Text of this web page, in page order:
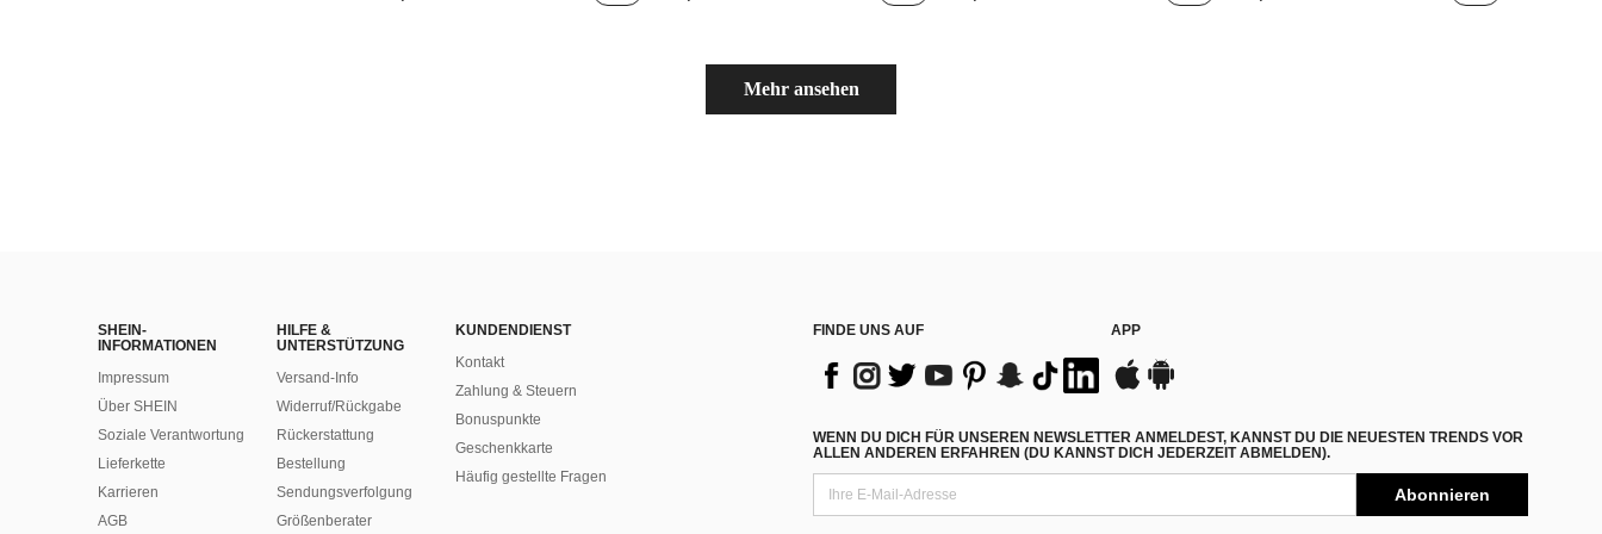
Mehr ansehen
SHEIN-
INFORMATIONEN
Impressum
Über SHEIN
Soziale Verantwortung
Lieferkette
Karrieren
AGB
HILFE &
UNTERSTÜTZUNG
Versand-Info
Widerruf/Rückgabe
Rückerstattung
Bestellung
Sendungsverfolgung
Größenberater
KUNDENDIENST
Kontakt
Zahlung & Steuern
Bonuspunkte
Geschenkkarte
Häufig gestellte Fragen
FINDE UNS AUF APP
WENN DU DICH FÜR UNSEREN NEWSLETTER ANMELDEST, KANNST DU DIE NEUESTEN TRENDS VOR
ALLEN ANDEREN ERFAHREN (DU KANNST DICH JEDERZEIT ABMELDEN).
Abonnieren